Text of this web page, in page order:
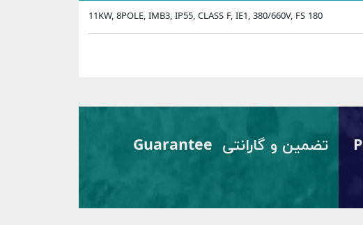
11KW, 8POLE, IMB3, IP55, CLASS F, IE1, 380/660V, FS 180